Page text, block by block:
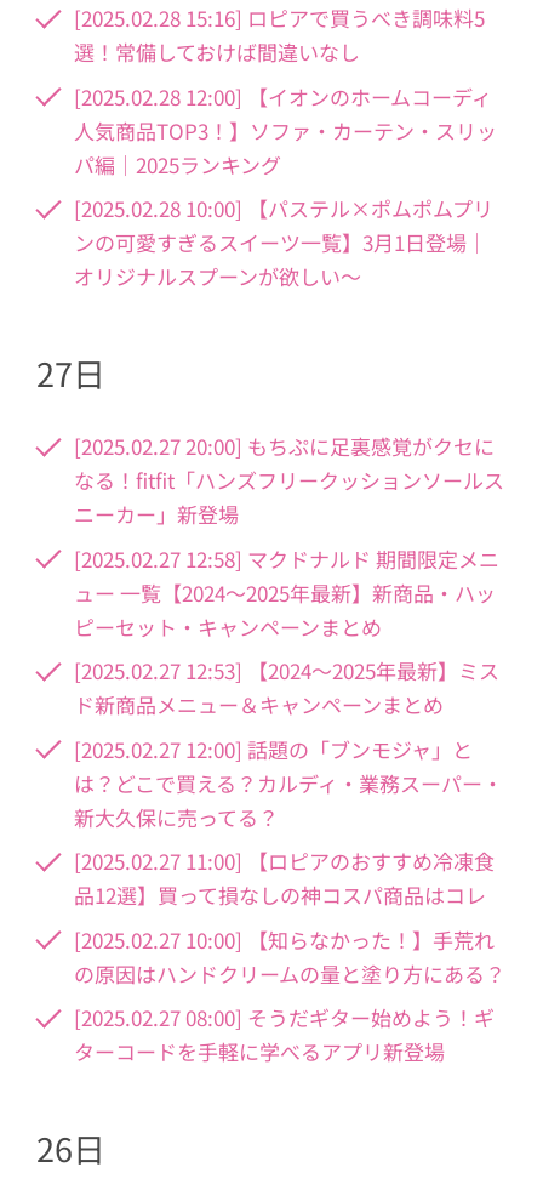
[2025.02.28 15:16] ロピアで買うべき調味料5
選！常備しておけば間違いなし
[2025.02.28 12:00] 【イオンのホームコーディ
人気商品TOP3！】ソファ・カーテン・スリッ
パ編｜2025ランキング
[2025.02.28 10:00] 【パステル×ポムポムプリ
ンの可愛すぎるスイーツ一覧】3月1日登場│
オリジナルスプーンが欲しい～
27日
[2025.02.27 20:00] もちぷに足裏感覚がクセに
なる！fitfit「ハンズフリークッションソールス
ニーカー」新登場
[2025.02.27 12:58] マクドナルド 期間限定メニ
ュー 一覧【2024～2025年最新】新商品・ハッ
ピーセット・キャンペーンまとめ
[2025.02.27 12:53] 【2024～2025年最新】ミス
ド新商品メニュー＆キャンペーンまとめ
[2025.02.27 12:00] 話題の「ブンモジャ」と
は？どこで買える？カルディ・業務スーパー・
新大久保に売ってる？
[2025.02.27 11:00] 【ロピアのおすすめ冷凍食
品12選】買って損なしの神コスパ商品はコレ
[2025.02.27 10:00] 【知らなかった！】手荒れ
の原因はハンドクリームの量と塗り方にある？
[2025.02.27 08:00] そうだギター始めよう！ギ
ターコードを手軽に学べるアプリ新登場
26日